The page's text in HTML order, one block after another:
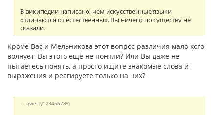
В википедии написано, чем искусственные языки
отличаются от естественных. Вы ничего по существу не
сказали.
Кроме Вас и Мельникова этот вопрос различия мало кого
волнует, Вы этого ещё не поняли? Или Вы даже не
пытаетесь понять, а просто ищите знакомые слова и
выражения и реагируете только на них?
qwerty123456789: